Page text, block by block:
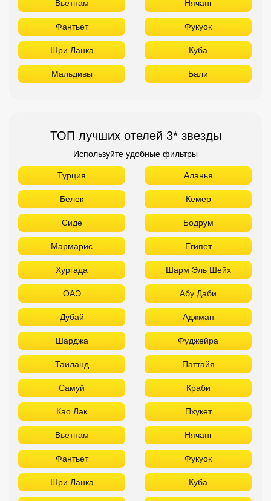
ТОП лучших отелей 3* звезды
Используйте удобные фильтры
Турция Аланья
Белек
Хургада Шарм Эль Шейх
ОАЭ Абу Даби
Дубай Аджман
Шарджа Фуджейра
Таиланд Паттайя
Самуй Краби
Као Лак Пхукет
Вьетнам Нячанг
Фантьет Фукуок
Шри Ланка Куба
Мальдивы Бали
Забронировать в офисе:
FUN&SUN PREMIUM Павелецкая
г. Москва, м. Павелецкая